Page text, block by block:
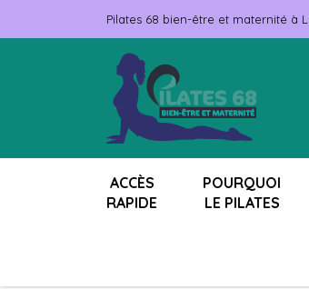
Pilates 68 bien-être et maternité à
ACCÈS
RAPIDE
POURQUOI
LE PILATES